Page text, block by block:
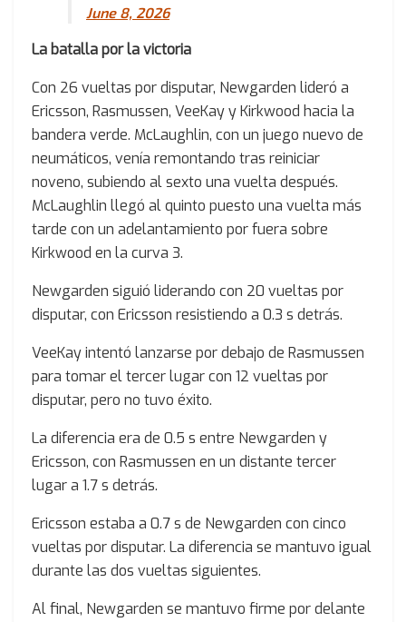
June 8, 2026
La batalla por la victoria
Con 26 vueltas por disputar, Newgarden lideró a
Ericsson, Rasmussen, VeeKay y Kirkwood hacia la
bandera verde. McLaughlin, con un juego nuevo de
neumáticos, venía remontando tras reiniciar
noveno, subiendo al sexto una vuelta después.
McLaughlin llegó al quinto puesto una vuelta más
tarde con un adelantamiento por fuera sobre
Kirkwood en la curva 3.
Newgarden siguió liderando con 20 vueltas por
disputar, con Ericsson resistiendo a 0.3 s detrás.
VeeKay intentó lanzarse por debajo de Rasmussen
para tomar el tercer lugar con 12 vueltas por
disputar, pero no tuvo éxito.
La diferencia era de 0.5 s entre Newgarden y
Ericsson, con Rasmussen en un distante tercer
lugar a 1.7 s detrás.
Ericsson estaba a 0.7 s de Newgarden con cinco
vueltas por disputar. La diferencia se mantuvo igual
durante las dos vueltas siguientes.
Al final, Newgarden se mantuvo firme por delante